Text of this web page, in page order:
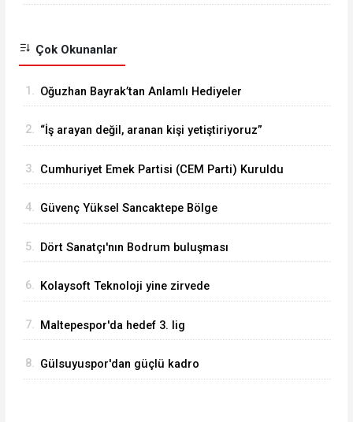
Çok Okunanlar
1. Oğuzhan Bayrak’tan Anlamlı Hediyeler
2. “İş arayan değil, aranan kişi yetiştiriyoruz”
3. Cumhuriyet Emek Partisi (CEM Parti) Kuruldu
4. Güvenç Yüksel Sancaktepe Bölge
5. Dört Sanatçı'nın Bodrum buluşması
6. Kolaysoft Teknoloji yine zirvede
7. Maltepespor'da hedef 3. lig
8. Gülsuyuspor'dan güçlü kadro